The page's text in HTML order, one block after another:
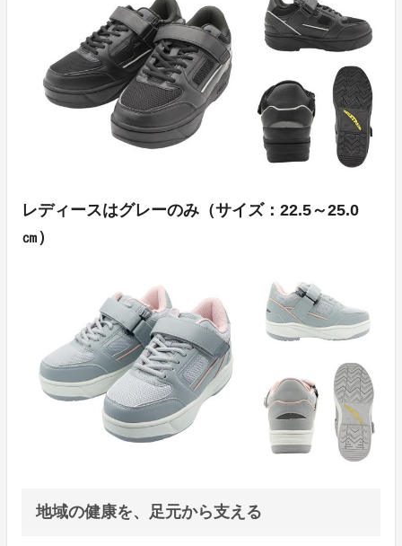
レディースはグレーのみ（サイズ：22.5～25.0
㎝）
地域の健康を、足元から支える